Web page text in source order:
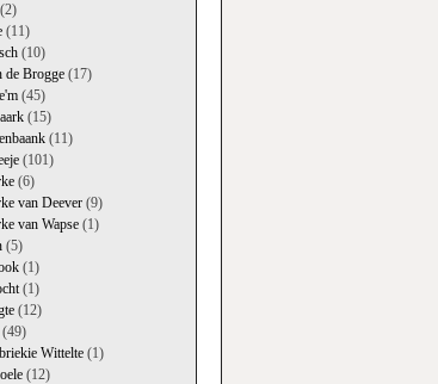
(11)
(10)
de Brogge(17)
(45)
(15)
(11)
(101)
(6)
van Deever(9)
van Wapse(1)
(5)
(1)
(1)
(12)
Wittelte(1)
(12)